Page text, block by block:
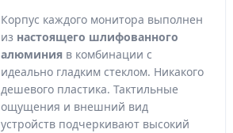
Корпус каждого монитора выполнен
из настоящего шлифованного
алюминия в комбинации с
идеально гладким стеклом. Никакого
дешевого пластика. Тактильные
ощущения и внешний вид
устройств подчеркивают высокий